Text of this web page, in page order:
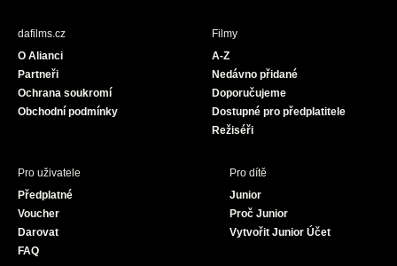
dafilms.cz
O Alianci
Partneři
Ochrana soukromí
Obchodní podmínky
Filmy
A-Z
Nedávno přidané
Doporučujeme
Dostupné pro předplatitele
Režiséři
Pro uživatele
Předplatné
Voucher
Darovat
FAQ
Pro dítě
Junior
Proč Junior
Vytvořit Junior Účet